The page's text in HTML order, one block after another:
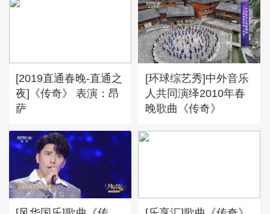
[2019直通春晚-直通之
夜]《传奇》 表演：昂
萨
[环球综艺秀]中外音乐
人共同演绎2010年春
晚歌曲《传奇》